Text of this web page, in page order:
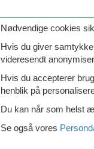
2 kogeplader
Nødvendige cookies
Hvis du giver
videresendt
Hvis du accepterer
henblik på
Du kan når som helst
Se også vores